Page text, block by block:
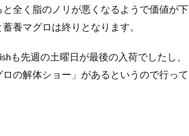
全く脂のノリが悪くなるようで価値が下
養マグロは終りとなります。
も先週の土曜日が最後の入荷でしたし、
の解体ショー」があるというので行って